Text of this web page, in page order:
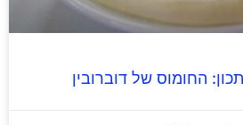
החומוס של דוברובין